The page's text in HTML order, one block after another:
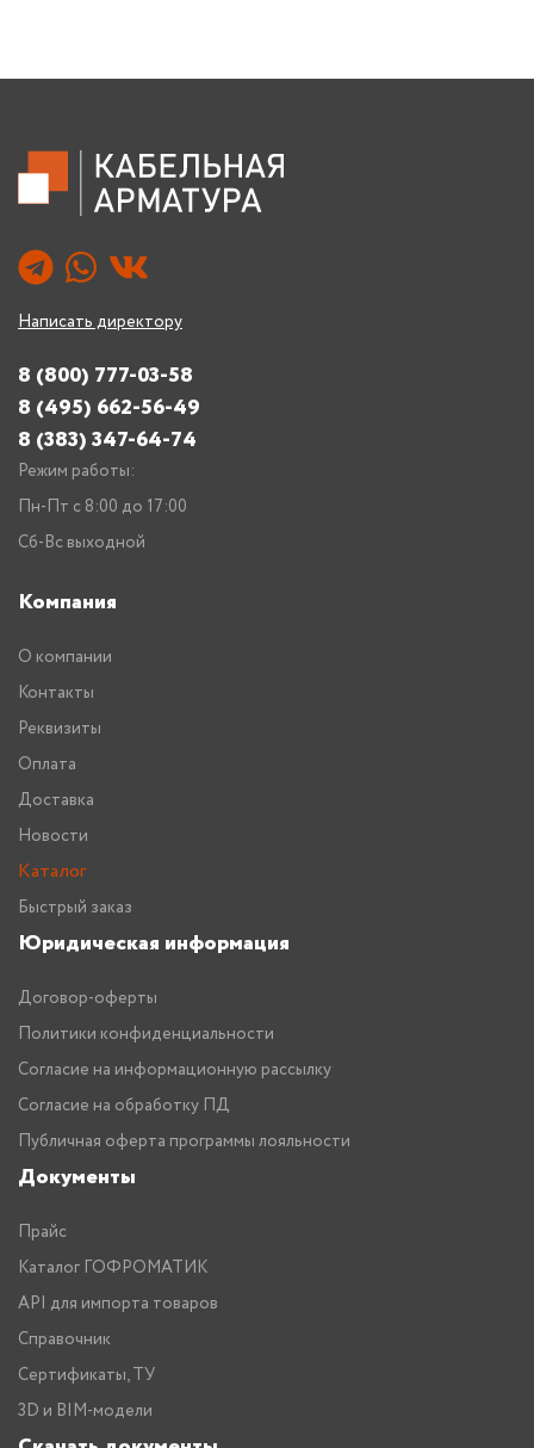
Написать директору
8 (800) 777-03-58
8 (495) 662-56-49
8 (383) 347-64-74
Режим работы:
Пн-Пт с 8:00 до 17:00
Сб-Вс выходной
Компания
О компании
Контакты
Реквизиты
Оплата
Доставка
Новости
Каталог
Быстрый заказ
Юридическая информация
Договор-оферты
Политики конфиденциальности
Согласие на информационную рассылку
Согласие на обработку ПД
Публичная оферта программы лояльности
Документы
Прайс
Каталог ГОФРОМАТИК
API для импорта товаров
Справочник
Сертификаты, ТУ
3D и BIM-модели